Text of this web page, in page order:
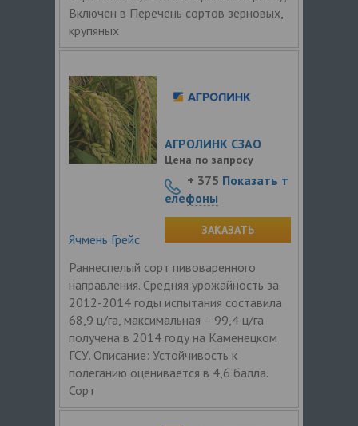
Включен в Перечень сортов зерновых,
крупяных
Ячмень Грейс
Раннеспелый сорт пивоваренного
направления. Средняя урожайность за
2012-2014 годы испытания составила
68,9 ц/га, максимальная – 99,4 ц/га
получена в 2014 году на Каменецком
ГСУ. Описание: Устойчивость к
полеганию оценивается в 4,6 балла.
Сорт
АГРОЛИНК СЗАО
Цена по запросу
+ 375 Показать т
елефоны
ЗАКАЗАТЬ